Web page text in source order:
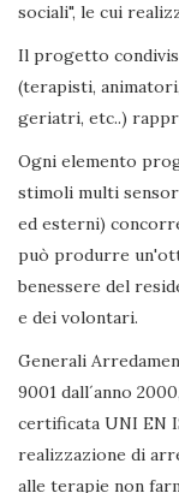
sociali", le cui
Il progetto
(terapisti,
geriatri, etc..)
Ogni elemento
stimoli multi
ed esterni)
può produrre
benessere del
e dei volontari.
Generali
9001 dall´anno
certificata UNI EN
realizzazione di
alle terapie non